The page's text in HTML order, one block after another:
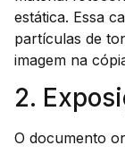
estática. Essa
partículas de
imagem na
2.
O documento